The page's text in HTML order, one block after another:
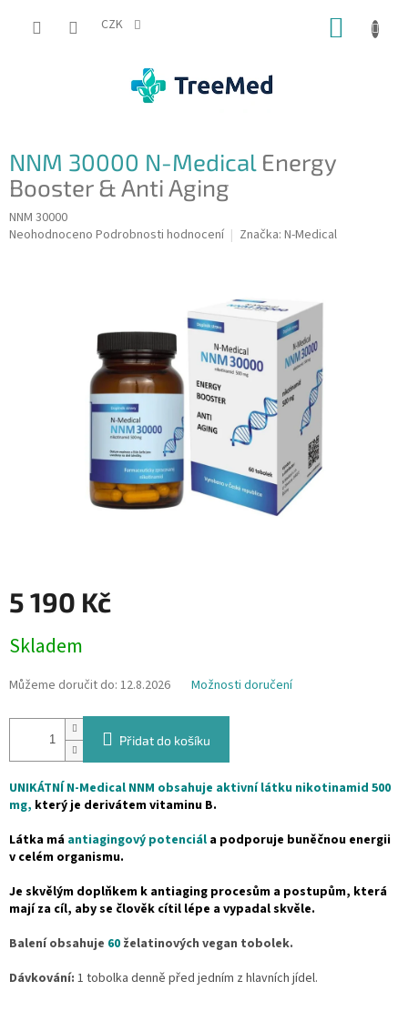
CZK
NNM 30000 N-Medical Energy
Booster & Anti Aging
NNM 30000
Průměrné
Neohodnoceno Podrobnosti hodnocení Značka: N-Medical
5 190 Kč
cena:
Skladem
Můžeme doručit do: 12.8.2026 Možnosti doručení
Přidat do košíku
UNIKÁTNÍ N-Medical NNM obsahuje aktivní látku nikotinamid 500
mg, který je derivátem vitaminu B.
Látka má antiagingový potenciál a podporuje buněčnou energii
v celém organismu.
Je skvělým doplňkem k antiaging procesům a postupům, která
mají za cíl, aby se člověk cítil lépe a vypadal skvěle.
Balení obsahuje 60 želatinových vegan tobolek.
Dávkování: 1 tobolka denně před jedním z hlavních jídel.